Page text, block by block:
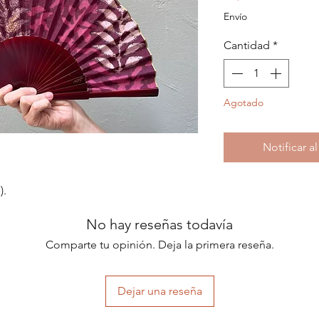
Envío
Cantidad *
Agotado
Notificar
No hay reseñas todavía
Comparte tu opinión. Deja la primera reseña.
Dejar una reseña